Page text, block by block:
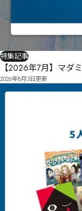
㓣㓅㓋㑥㒸㒬㑨埛虱囱㓽㓰
㓦㓼㓶㓿㓻㓡㒟格碛杁鯉㕗
㔟㒹㓽㔝㔚㕄㔃㔩㓀嘨蛭筆㔮
㕭㕏㖞㖓㗒㔴撮蹫㕒㔮㕸㕖㔳
㕢㕏㔅㕘㕴㖾㗁㗏㗪㘆㖺㗬㗑
特集記事
【2026年7月】マダ
2026年8月3日更新